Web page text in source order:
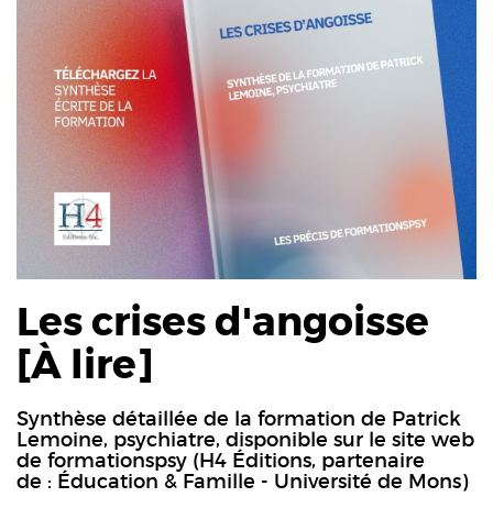
Les crises d'angoisse
[À lire]
Synthèse détaillée de la formation de Patrick
Lemoine, psychiatre, disponible sur le site web
de formationspsy (H4 Éditions, partenaire
de : Éducation & Famille - Université de Mons)